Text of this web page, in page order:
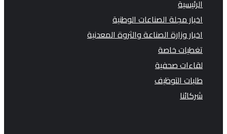
الرئيسية
اخبار مجلة الصناعات الوطنية
اخبار وزارة الصناعة والثروة المعدنية
تغطيات خاصة
لقاءات صحفية
طلبات التوظيف
شركائنا